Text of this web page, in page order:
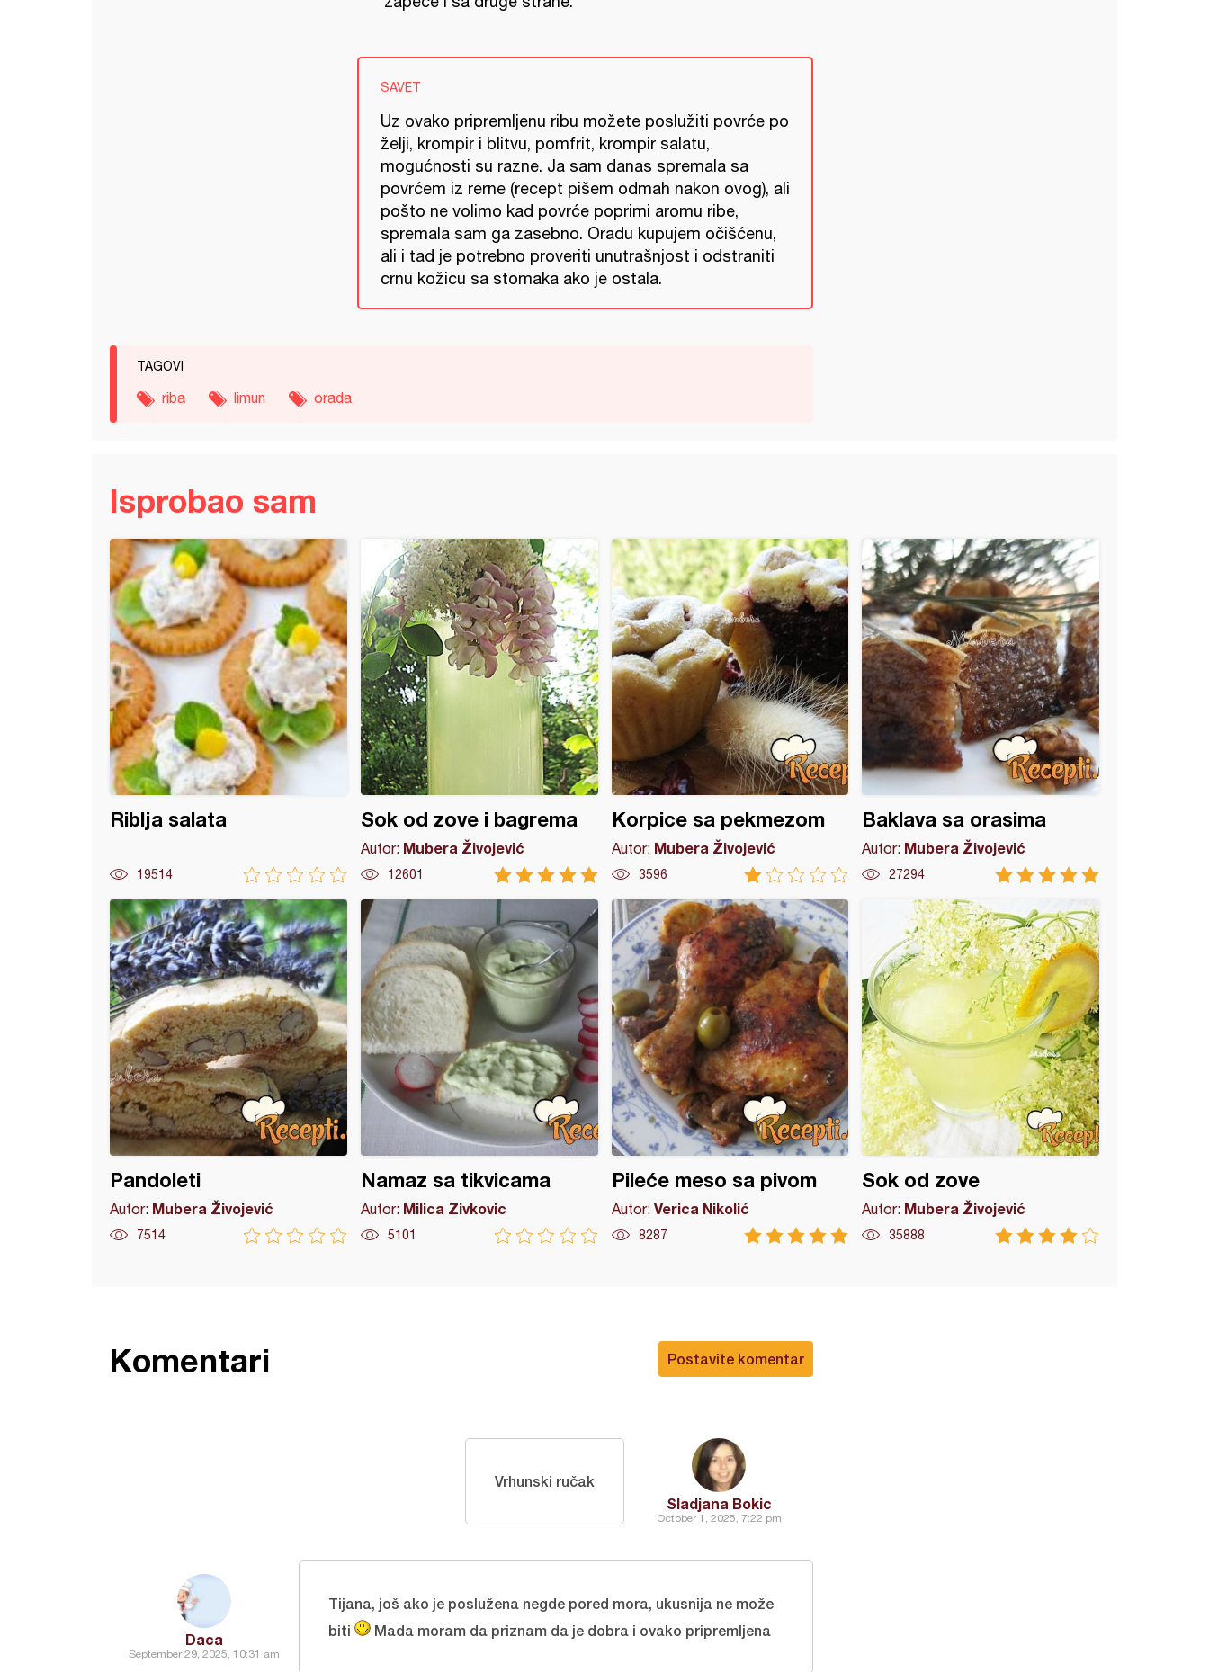
SAVET
Uz ovako pripremljenu ribu možete poslužiti povrće po
želji, krompir i blitvu, pomfrit, krompir salatu,
mogućnosti su razne. Ja sam danas spremala sa
povrćem iz rerne (recept pišem odmah nakon ovog), ali
pošto ne volimo kad povrće poprimi aromu ribe,
spremala sam ga zasebno. Oradu kupujem očišćenu,
ali i tad je potrebno proveriti unutrašnjost i odstraniti
crnu kožicu sa stomaka ako je ostala.
TAGOVI
riba limun orada
Isprobao sam
Riblja salata
19514
Sok od zove i bagrema
Autor: Mubera Živojević
12601
Korpice sa pekmezom
Autor: Mubera Živojević
3596
Baklava sa orasima
Autor: Mubera Živojević
27294
Pandoleti
Autor: Mubera Živojević
7514
Namaz sa tikvicama
Autor: Milica Zivkovic
5101
Pileće meso sa pivom
Autor: Verica Nikolić
8287
Sok od zove
Autor: Mubera Živojević
35888
Postavite komentar
Komentari
Sladjana Bokic
October 1, 2025, 7:22 pm
Vrhunski ručak
Daca
September 29, 2025, 10:31 am
Tijana, još ako je poslužena negde pored mora, ukusnija ne može
biti
Mada moram da priznam da je dobra i ovako pripremljena